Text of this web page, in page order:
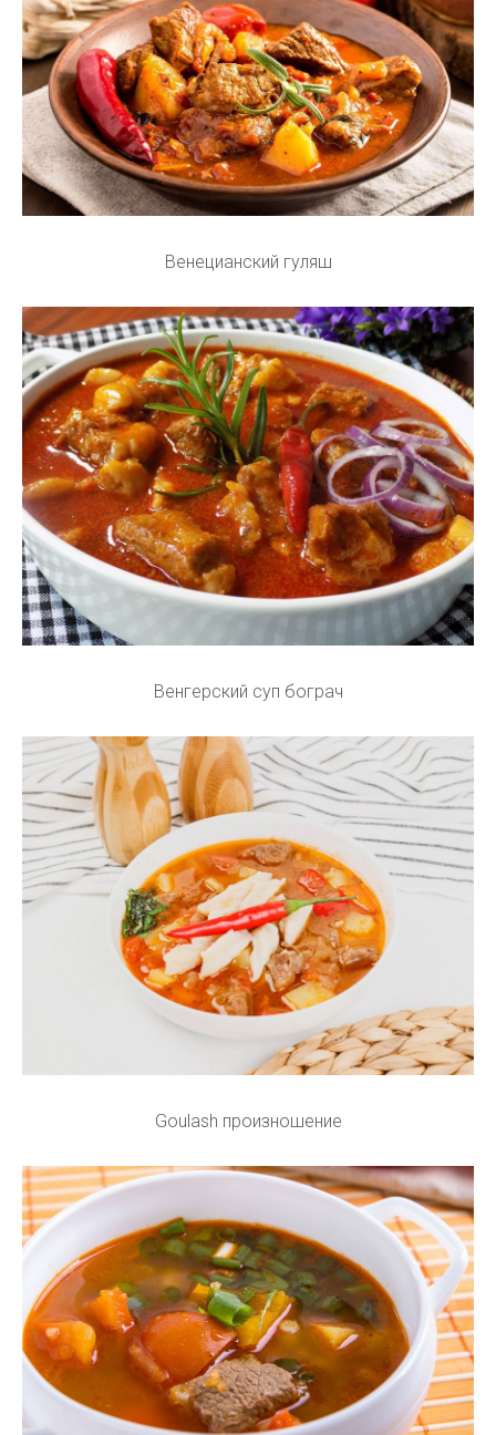
Венецианский гуляш
Венгерский суп бограч
Goulash произношение